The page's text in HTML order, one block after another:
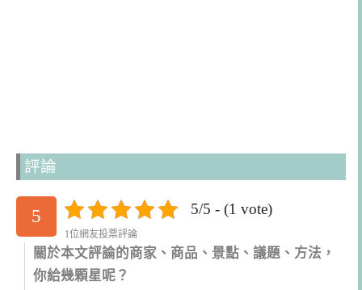
評論
5 5/5 - (1 vote)
1位網友投票評論
關於本文評論的商家、商品、景點、議題、方法，
你給幾顆星呢？